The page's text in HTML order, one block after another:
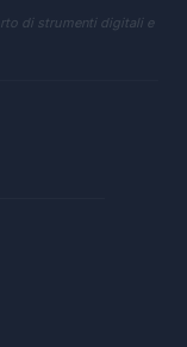
di strumenti digitali e